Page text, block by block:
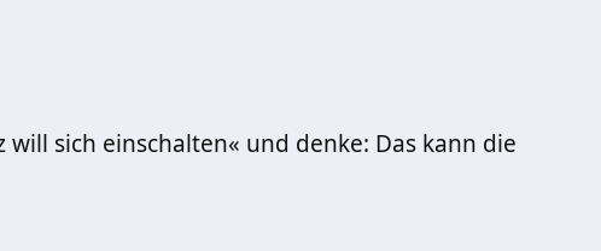
will sich einschalten« und denke: Das kann die